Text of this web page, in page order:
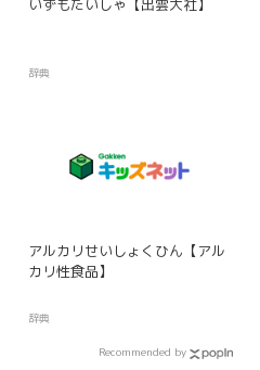
いずもたいしゃ【出雲大社】
辞典
アルカリせいしょくひん【アル
カリ性食品】
辞典
Recommended by